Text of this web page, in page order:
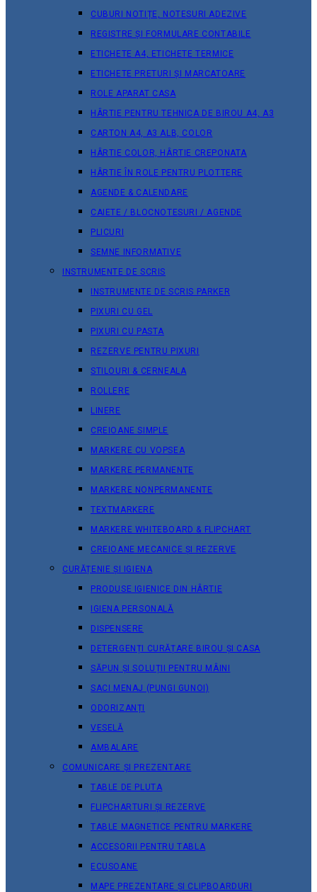
CUBURI NOTIȚE, NOTESURI ADEZIVE
REGISTRE ȘI FORMULARE CONTABILE
ETICHETE A4, ETICHETE TERMICE
ETICHETE PRETURI ȘI MARCATOARE
ROLE APARAT CASA
HÂRTIE PENTRU TEHNICA DE BIROU A4, A3
CARTON A4, A3 ALB, COLOR
HÂRTIE COLOR, HÂRTIE CREPONATA
HÂRTIE ÎN ROLE PENTRU PLOTTERE
AGENDE & CALENDARE
CAIETE / BLOCNOTESURI / AGENDE
PLICURI
SEMNE INFORMATIVE
INSTRUMENTE DE SCRIS
INSTRUMENTE DE SCRIS PARKER
PIXURI CU GEL
PIXURI CU PASTA
REZERVE PENTRU PIXURI
STILOURI & СERNEALA
ROLLERE
LINERE
CREIOANE SIMPLE
MARKERE CU VOPSEA
MARKERE PERMANENTE
MARKERE NONPERMANENTE
TEXTMARKERE
MARKERE WHITEBOARD & FLIPCHART
CREIOANE MECANICE ȘI REZERVE
CURĂȚENIE ȘI IGIENA
PRODUSE IGIENICE DIN HÂRTIE
IGIENA PERSONALĂ
DISPENSERE
DETERGENȚI CURĂȚARE BIROU ȘI CASA
SĂPUN ȘI SOLUȚII PENTRU MÂINI
SACI MENAJ (PUNGI GUNOI)
ODORIZANȚI
VESELĂ
AMBALARE
COMUNICARE ȘI PREZENTARE
TABLE DE PLUTA
FLIPCHARTURI ȘI REZERVE
TABLE MAGNETICE PENTRU MARKERE
ACCESORII PENTRU TABLA
ECUSOANE
MAPE PREZENTARE ȘI CLIPBOARDURI